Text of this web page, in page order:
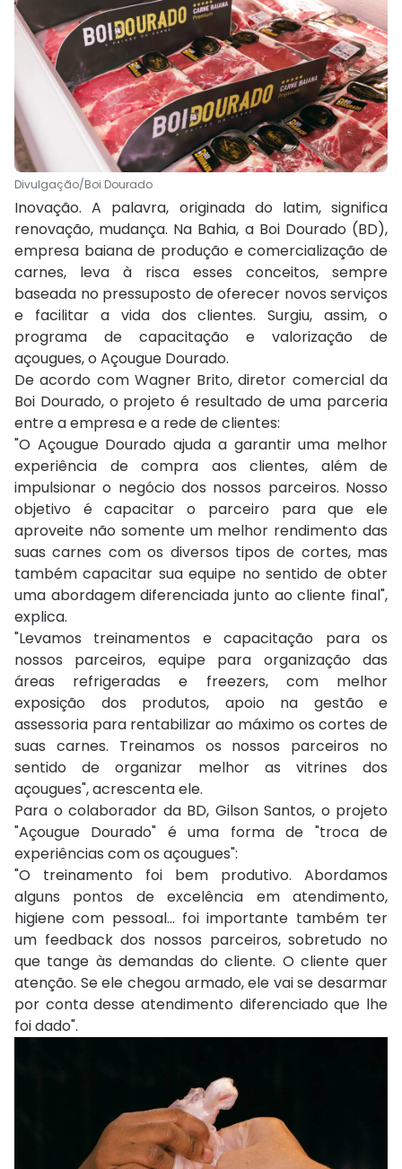
Divulgação/Boi Dourado
Inovação. A palavra, originada do latim, significa
renovação, mudança. Na Bahia, a Boi Dourado (BD),
empresa baiana de produção e comercialização de
carnes, leva à risca esses conceitos, sempre
baseada no pressuposto de oferecer novos serviços
e facilitar a vida dos clientes. Surgiu, assim, o
programa de capacitação e valorização de
açougues, o Açougue Dourado.
De acordo com Wagner Brito, diretor comercial da
Boi Dourado, o projeto é resultado de uma parceria
entre a empresa e a rede de clientes:
"O Açougue Dourado ajuda a garantir uma melhor
experiência de compra aos clientes, além de
impulsionar o negócio dos nossos parceiros. Nosso
objetivo é capacitar o parceiro para que ele
aproveite não somente um melhor rendimento das
suas carnes com os diversos tipos de cortes, mas
também capacitar sua equipe no sentido de obter
uma abordagem diferenciada junto ao cliente final",
explica.
"Levamos treinamentos e capacitação para os
nossos parceiros, equipe para organização das
áreas refrigeradas e freezers, com melhor
exposição dos produtos, apoio na gestão e
assessoria para rentabilizar ao máximo os cortes de
suas carnes. Treinamos os nossos parceiros no
sentido de organizar melhor as vitrines dos
açougues", acrescenta ele.
Para o colaborador da BD, Gilson Santos, o projeto
"Açougue Dourado" é uma forma de "troca de
experiências com os açougues":
"O treinamento foi bem produtivo. Abordamos
alguns pontos de excelência em atendimento,
higiene com pessoal... foi importante também ter
um feedback dos nossos parceiros, sobretudo no
que tange às demandas do cliente. O cliente quer
atenção. Se ele chegou armado, ele vai se desarmar
por conta desse atendimento diferenciado que lhe
foi dado".